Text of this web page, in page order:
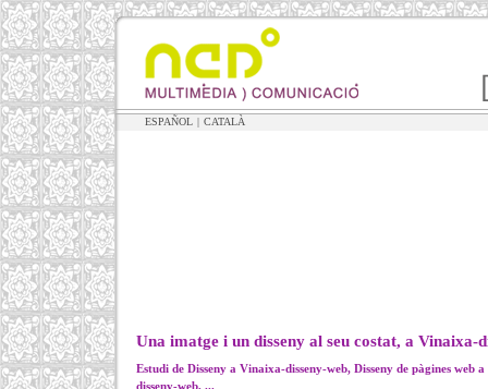
ESPAÑOL | CATALÀ
Una imatge i un disseny al seu costat, a Vinaixa-
Estudi de Disseny a Vinaixa-disseny-web, Disseny de pàgines
disseny-web, ...